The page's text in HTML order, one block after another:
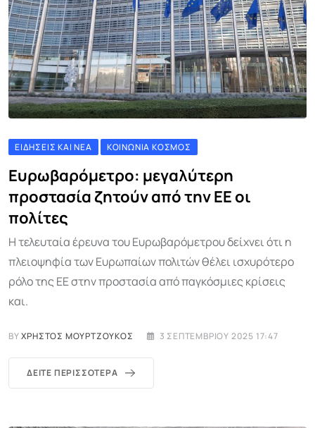
ΕΙΔΉΣΕΙΣ ΚΑΙ ΝΈΑ ΚΟΙΝΩΝΊΑ ΚΌΣΜΟΣ
Ευρωβαρόμετρο: μεγαλύτερη
προστασία ζητούν από την ΕΕ οι
πολίτες
Η τελευταία έρευνα του Ευρωβαρόμετρου δείχνει ότι η
πλειοψηφία των Ευρωπαίων πολιτών θέλει ισχυρότερο
ρόλο της ΕΕ στην προστασία από παγκόσμιες κρίσεις
και.
BYΧΡΉΣΤΟΣ ΜΟΥΡΤΖΟΎΚΟΣ 3 ΣΕΠΤΕΜΒΡΊΟΥ 2025 17:47
ΔΕΊΤΕ ΠΕΡΙΣΣΌΤΕΡΑ